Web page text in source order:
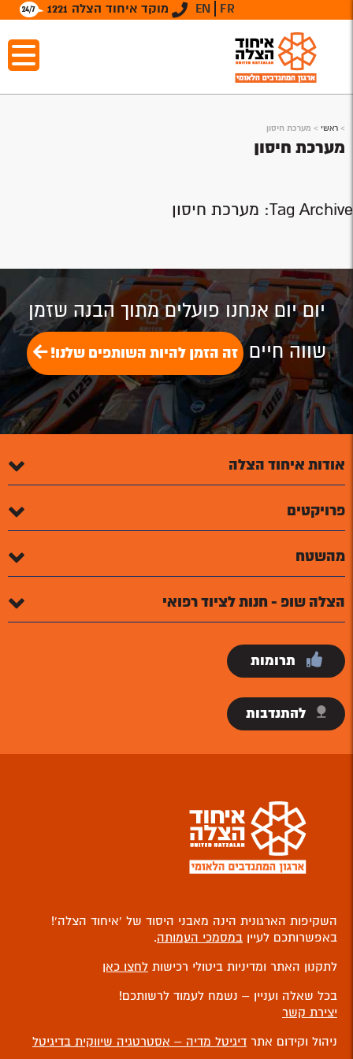
מוקד איחוד הצלה 1221 EN FR
> ראשי > מערכת חיסון
מערכת חיסון
Tag Archive: מערכת חיסון
יום יום אנחנו פועלים מתוך הבנה שזמן
שווה חיים זה הזמן להיות השותפים שלנו!
אודות איחוד הצלה
פרויקטים
מהשטח
הצלה שופ - חנות לציוד רפואי
תרומות
להתנדבות
השקיפות הארגונית הינה מאבני היסוד של ‘איחוד הצלה’!
באפשרותכם לעיין במסמכי העמותה.
לתקנון האתר ומדיניות ביטולי רכישות לחצו כאן
בכל שאלה ועניין – נשמח לעמוד לרשותכם!
יצירת קשר
ניהול וקידום אתר דיגיטל מדיה – אסטרטגיה שיווקית בדיגיטל